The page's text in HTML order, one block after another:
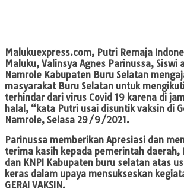
Malukuexpress.com, Putri Remaja
Maluku, Valinsya Agnes Parinussa, Siswi
Namrole Kabupaten Buru Selatan
masyarakat Buru Selatan untuk
terhindar dari virus Covid 19 karena di
halal, “kata Putri usai disuntik vaksin di
Namrole, Selasa 29/9/2021.
Parinussa memberikan Apresiasi dan
terima kasih kepada pemerintah daerah,
dan KNPI Kabupaten buru selatan atas
keras dalam upaya mensukseskan
GERAI VAKSIN.